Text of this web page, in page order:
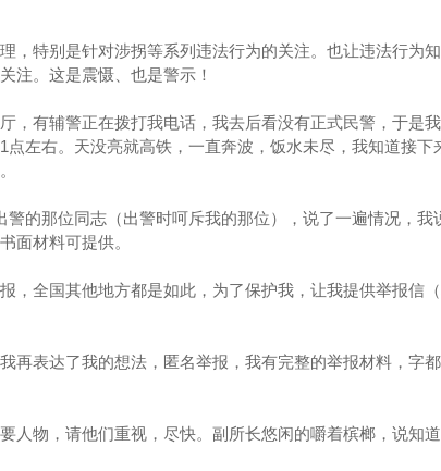
，特别是针对涉拐等系列违法行为的关注。也让违法行为
注。这是震慑、也是警示！
，有辅警正在拨打我电话，我去后看没有正式民警，于是
左右。天没亮就高铁，一直奔波，饭水未尽，我知道接下
的那位同志（出警时呵斥我的那位），说了一遍情况，我
面材料可提供。
，全国其他地方都是如此，为了保护我，让我提供举报信
再表达了我的想法，匿名举报，我有完整的举报材料，字
人物，请他们重视，尽快。副所长悠闲的嚼着槟榔，说知